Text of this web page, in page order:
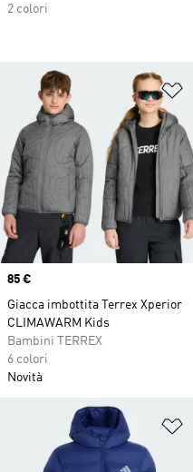
Price
85 €
Giacca imbottita Terrex Xperior
CLIMAWARM Kids
Bambini TERREX
6 colori
Novità
2 colori